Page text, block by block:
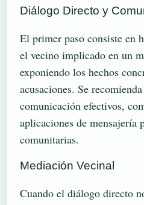
Diálogo Directo y
El primer paso consiste en
el vecino implicado en un
exponiendo los hechos
acusaciones. Se
comunicación efectivos,
aplicaciones de mensajería
comunitarias.
Mediación Vecinal
Cuando el diálogo directo